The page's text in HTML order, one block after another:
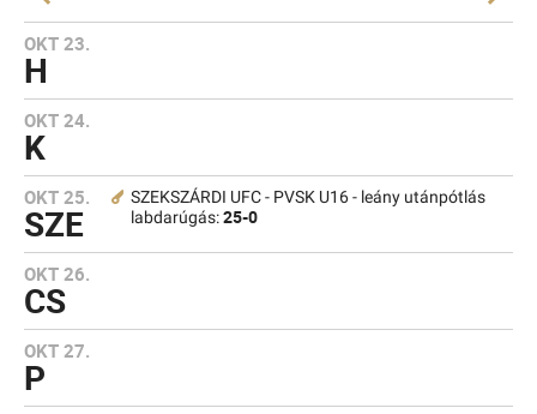
OKT 23.
H
OKT 24.
K
OKT 25.
SZE
SZEKSZÁRDI UFC - PVSK U16 - leány utánpótlás
labdarúgás:25-0
OKT 26.
CS
OKT 27.
P